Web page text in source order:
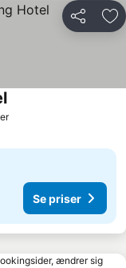
Del
Se priser
ændrer sig